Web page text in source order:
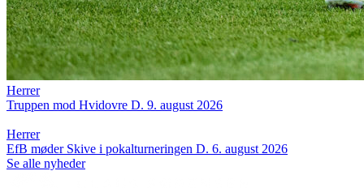
Herrer
Truppen mod Hvidovre D. 9. august 2026
Herrer
EfB møder Skive i pokalturneringen D. 6. august 2026
Se alle nyheder